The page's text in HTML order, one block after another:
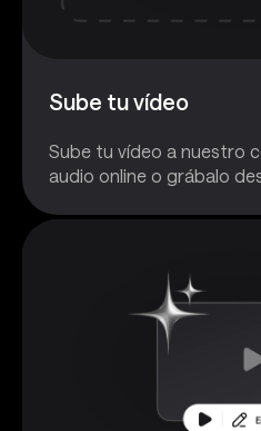
Sube tu vídeo
Sube tu vídeo a nuestro
audio online o grábalo